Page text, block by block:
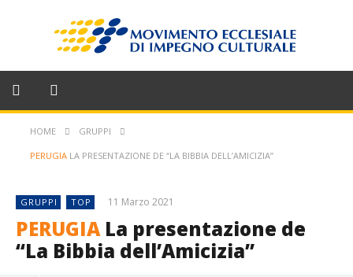
HOME GRUPPI
PERUGIA LA PRESENTAZIONE DE “LA BIBBIA DELL’AMICIZIA”
GRUPPI TOP 11 Marzo 2021
PERUGIALa presentazione de
“La Bibbia dell’Amicizia”